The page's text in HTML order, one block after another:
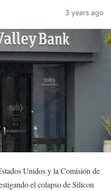
3 years ago
Unidos y la Comisión de
el colapso de Silicon